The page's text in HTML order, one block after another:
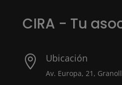
CIRA - Tu
 Ubicación
Av. Europa, 21,